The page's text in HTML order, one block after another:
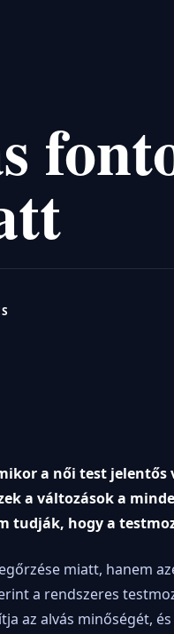
a női test
a változások a
tudják, hogy a
miatt, hanem
a rendszeres
az alvás minőségét,